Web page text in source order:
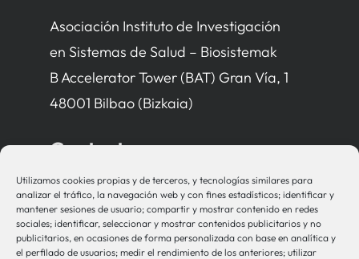
Utilizamos cookies propias y de terceros, y tecnologías similares para
analizar el tráfico, la navegación web y con fines estadísticos; identificar y
mantener sesiones de usuario; compartir y mostrar contenido en redes
sociales; identificar, seleccionar y mostrar contenidos publicitarios y no
publicitarios, en ocasiones de forma personalizada con base en analítica y
el perfilado de usuarios; medir el rendimiento de los anteriores; utilizar
Asociación Instituto de Investigación
en Sistemas de Salud – Biosistemak
B Accelerator Tower (BAT) Gran Vía, 1
48001 Bilbao (Bizkaia)
Contacto
bio-sistemak@bio-sistemak.eus
944 00 77 90